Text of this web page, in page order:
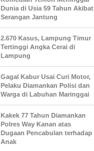
Dunia di Usia 59 Tahun Akibat
Serangan Jantung
2.670 Kasus, Lampung Timur
Tertinggi Angka Cerai di
Lampung
Gagal Kabur Usai Curi Motor,
Pelaku Diamankan Polisi dan
Warga di Labuhan Maringgai
Kakek 77 Tahun Diamankan
Polres Way Kanan atas
Dugaan Pencabulan terhadap
Anak